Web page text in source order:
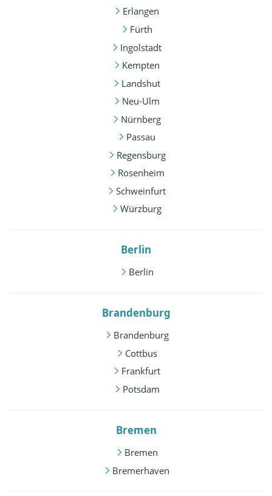
Erlangen
Fürth
Ingolstadt
Kempten
Landshut
Neu-Ulm
Nürnberg
Passau
Regensburg
Rosenheim
Schweinfurt
Würzburg
Berlin
Berlin
Brandenburg
Brandenburg
Cottbus
Frankfurt
Potsdam
Bremen
Bremen
Bremerhaven